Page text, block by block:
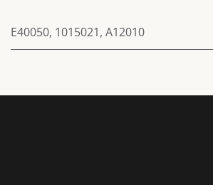
E40050, 1015021, A12010